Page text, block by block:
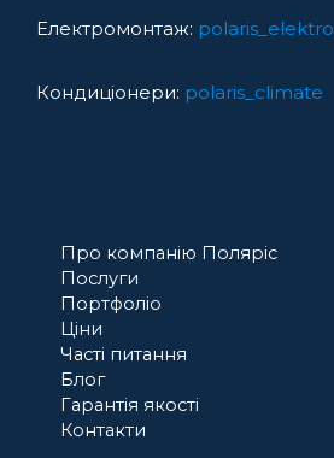
Електромонтаж: polaris_elektro
Кондиціонери: polaris_climate
Про компанію Поляріс
Послуги
Портфоліо
Ціни
Часті питання
Блог
Гарантія якості
Контакти